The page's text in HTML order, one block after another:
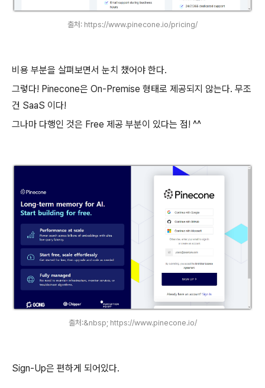
출처: https://www.pinecone.io/pricing/
비용 부분을 살펴보면서 눈치 챘어야 한다.
그렇다! Pinecone은 On-Premise 형태로 제공되지 않는다. 무조
건 SaaS 이다!
그나마 다행인 것은 Free 제공 부분이 있다는 점! ^^
출처:&nbsp; https://www.pinecone.io/
Sign-Up은 편하게 되어있다.